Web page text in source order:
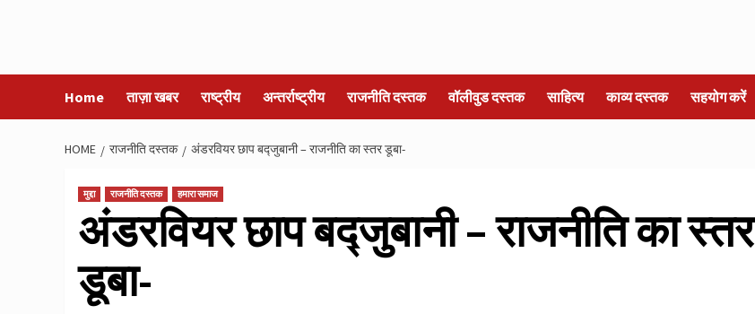
Home ताज़ा खबर राष्ट्रीय अन्तर्राष्ट्रीय राजनीति दस्तक वॉलीवुड दस्तक साहित्य काव्य दस्तक सहयोग करें
HOME राजनीति दस्तक अंडरवियर छाप बद्जुबानी – राजनीति का स्तर डूबा-
मुद्दा राजनीति दस्तक हमारा समाज
अंडरवियर छाप बद्जुबानी – राजनीति का स्तर
डूबा-